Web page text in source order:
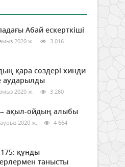
Абай ескерткіші
2020 ж. 3 016
қара сөздері хинди
аударылды
2020 ж. 3 260
ақыл-ойдың алыбы
2020 ж. 4 664
құнды
танысты